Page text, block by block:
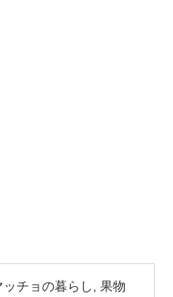
ッチョの暮らし 果物